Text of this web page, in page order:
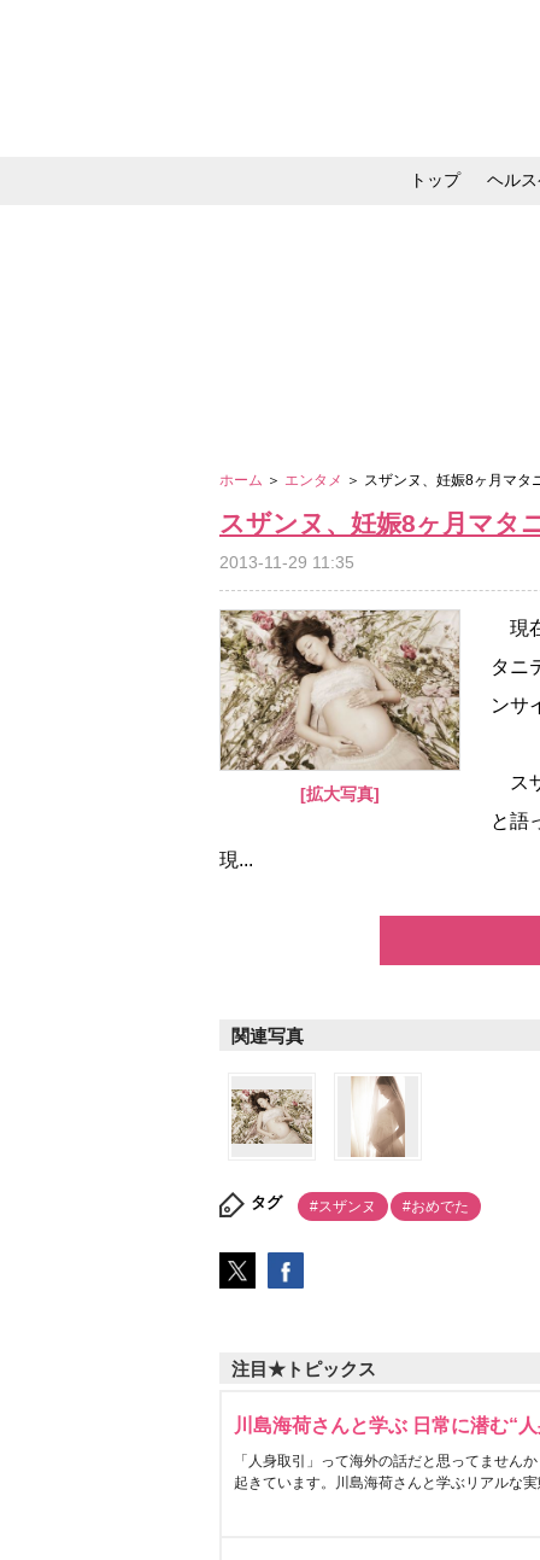
トップ ヘル
ホーム ＞ エンタメ ＞ スザンヌ、妊娠8ヶ月マ
スザンヌ、妊娠8ヶ月マタ
2013-11-29 11:35
[拡大写真]
現
タニ
ンサ
ス
と語
現...
関連写真
タグ #スザンヌ #おめでた
注目★トピックス
川島海荷さんと学ぶ 日常に潜む“
「人身取引」って海外の話だと思ってません
起きています。川島海荷さんと学ぶリアルな